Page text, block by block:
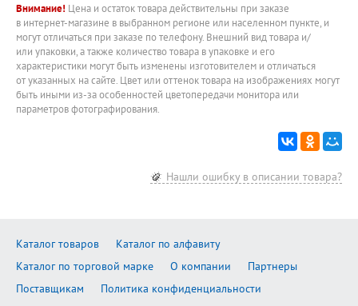
Внимание! Цена и остаток товара действительны при заказе
в интернет-магазине в выбранном регионе или населенном пункте, и
могут отличаться при заказе по телефону. Внешний вид товара и/
или упаковки, а также количество товара в упаковке и его
характеристики могут быть изменены изготовителем и отличаться
от указанных на сайте. Цвет или оттенок товара на изображениях могут
быть иными из-за особенностей цветопередачи монитора или
параметров фотографирования.
Нашли ошибку в описании товара?
Каталог товаров
Каталог по алфавиту
Каталог по торговой марке
О компании
Партнеры
Поставщикам
Политика конфиденциальности